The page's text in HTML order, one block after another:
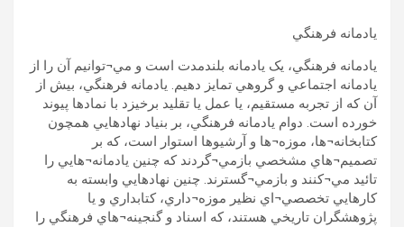
يادمانه فرهنگي
يادمانه فرهنگي، يک يادمانه بلندمدت است و مي¬توانيم آن را از
يادمانه اجتماعي و گروهي تمايز دهيم. يادمانه فرهنگي، بيش از
آن که از تجربه مستقيم، يا عمل يا تقليد برخيزد با نمادها پيوند
خورده است. دوام يادمانه فرهنگي، بر بنياد نهادهايي همچون
کتابخانه¬ها، موزه¬ها و آرشيوها استوار است، که بر
تصميم¬هاي مشخصي بازمي¬گردند که چنين يادمانه¬هايي را
تائيد مي¬کنند و بازمي¬گسترند. چنين نهادهايي وابسته به
کارهايي تخصصي¬اي نظير موزه¬داري، کتابداري و يا
پژوهشگران تاريخي هستند، که اسناد و گنجينه¬هاي فرهنگي را